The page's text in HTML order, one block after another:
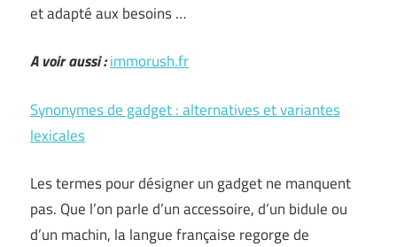
et adapté aux besoins …
A voir aussi :immorush.fr
Synonymes de gadget : alternatives et variantes
lexicales
Les termes pour désigner un gadget ne manquent
pas. Que l’on parle d’un accessoire, d’un bidule ou
d’un machin, la langue française regorge de